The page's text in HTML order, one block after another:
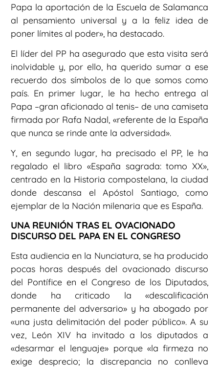
Papa la aportación de la Escuela de Salamanca
al pensamiento universal y a la feliz idea de
poner límites al poder», ha destacado.
El líder del PP ha asegurado que esta visita será
inolvidable y, por ello, ha querido sumar a ese
recuerdo dos símbolos de lo que somos como
país. En primer lugar, le ha hecho entrega al
Papa –gran aficionado al tenis– de una camiseta
firmada por Rafa Nadal, «referente de la España
que nunca se rinde ante la adversidad».
Y, en segundo lugar, ha precisado el PP, le ha
regalado el libro «España sagrada: tomo XX»,
centrado en la Historia compostelana, la ciudad
donde descansa el Apóstol Santiago, como
ejemplar de la Nación milenaria que es España.
UNA REUNIÓN TRAS EL OVACIONADO
DISCURSO DEL PAPA EN EL CONGRESO
Esta audiencia en la Nunciatura, se ha producido
pocas horas después del ovacionado discurso
del Pontífice en el Congreso de los Diputados,
donde ha criticado la «descalificación
permanente del adversario» y ha abogado por
«una justa delimitación del poder público». A su
vez, León XIV ha invitado a los diputados a
«desarmar el lenguaje» porque «la firmeza no
exige desprecio; la discrepancia no conlleva